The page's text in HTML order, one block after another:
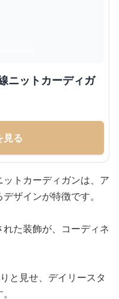
ニットカーディガ
見る
トカーディガンは、ア
ザインが特徴です。
た装飾が、コーディネ
と見せ、デイリースタ